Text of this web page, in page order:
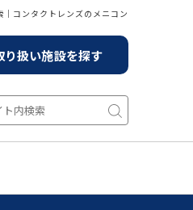
コンタクトレンズのメニコン
り扱い施設を探す